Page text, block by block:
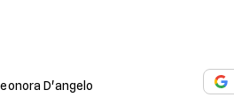
D'angelo